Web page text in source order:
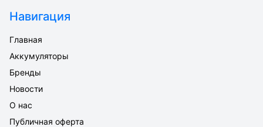
Навигация
Главная
Аккумуляторы
Бренды
Новости
О нас
Публичная оферта